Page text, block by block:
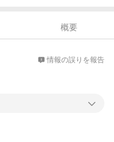
概要
情報の誤りを報告